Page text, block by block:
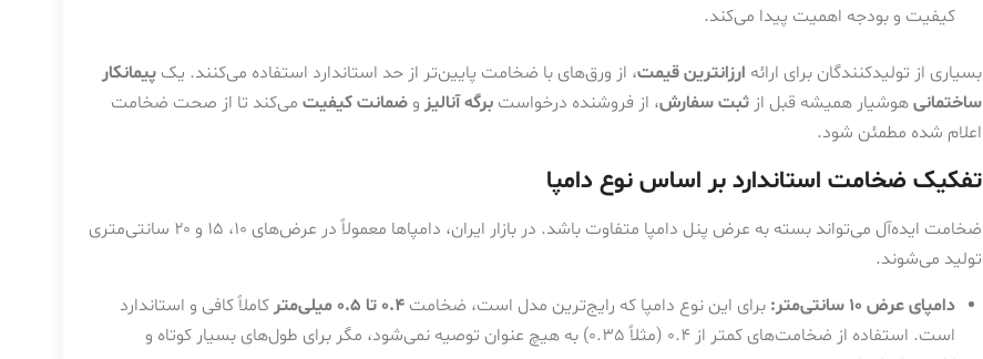
کیفیت و بودجه اهمیت پیدا می‌کند.
بسیاری از تولیدکنندگان برای ارائه ارزانترین قیمت، از ورق‌های با ضخامت پایین‌تر از حد استاندارد استفاده می‌کنند. یک پیمانکار
ساختمانیهوشیار همیشه قبل از ثبت سفارش، از فروشنده درخواست برگه آنالیز و ضمانت کیفیت می‌کند تا از صحت ضخامت
اعلام شده مطمئن شود.
تفکیک ضخامت استاندارد بر اساس نوع دامپا
ضخامت ایده‌آل می‌تواند بسته به عرض پنل دامپا متفاوت باشد. در بازار ایران، دامپاها معمولاً در عرض‌های ۱۰، ۱۵ و ۲۰ سانتی‌متری
تولید می‌شوند.
دامپای عرض ۱۰ سانتی‌متر:
برای این نوع دامپا که رایج‌ترین مدل است، ضخامت 0.4 تا 0.5 میلی‌متر
کاملاً کافی و استاندارد
است. استفاده از ضخامت‌های کمتر از 0.4 (مثلاً 0.35) به هیچ عنوان توصیه نمی‌شود، مگر برای طول‌های بسیار کوتاه و